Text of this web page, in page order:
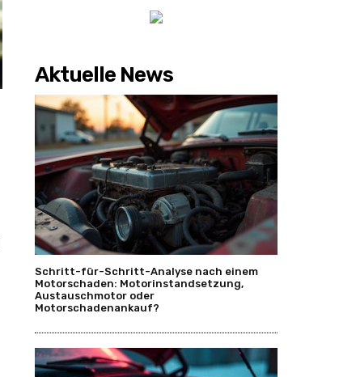
Aktuelle News
Schritt-für-Schritt-Analyse nach einem
Motorschaden: Motorinstandsetzung,
Austauschmotor oder
Motorschadenankauf?